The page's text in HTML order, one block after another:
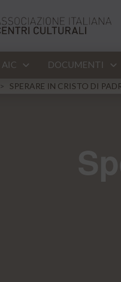
AIC DOCUMENTI
> SPERARE IN CRISTO DI